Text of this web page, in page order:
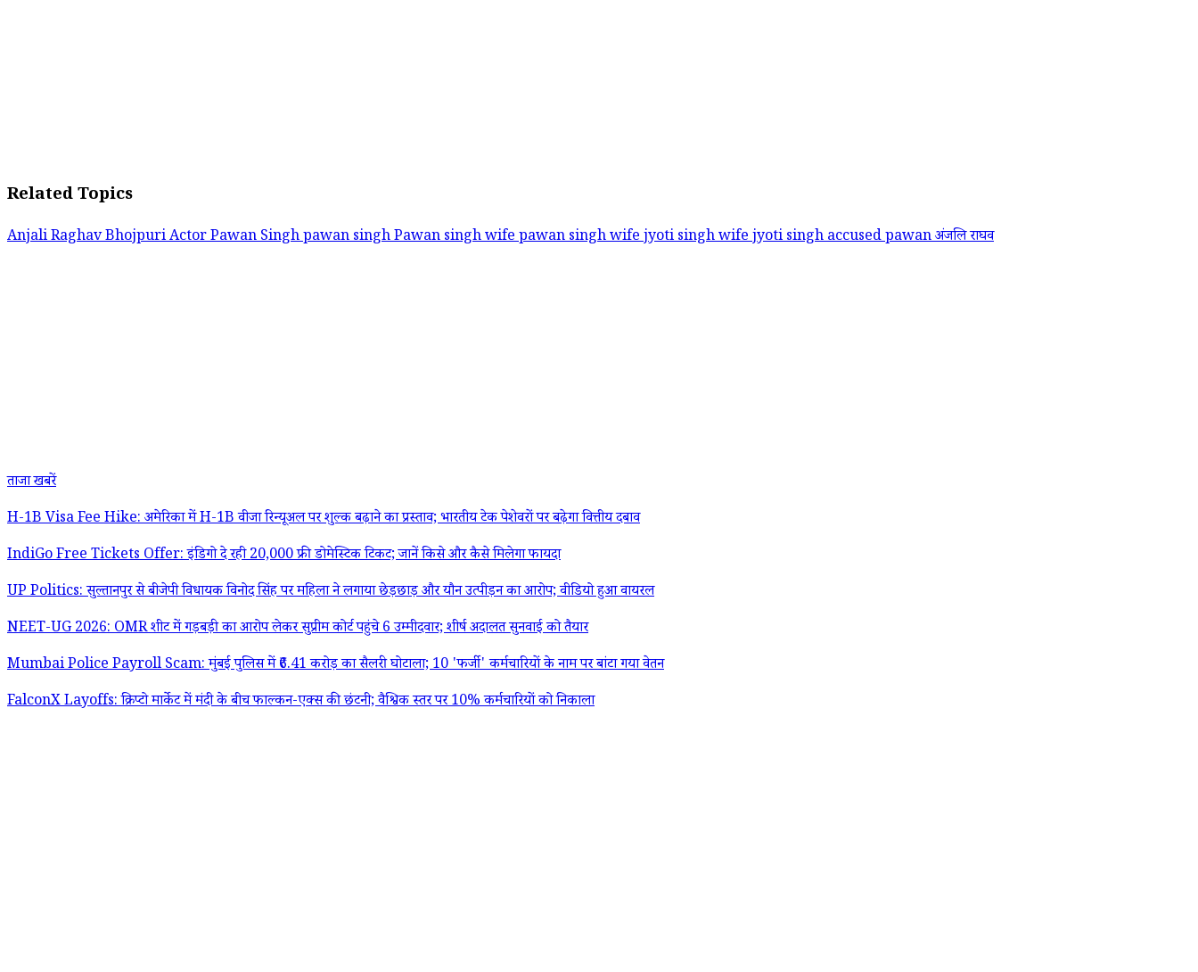
Related Topics
Anjali RaghavBhojpuri Actor Pawan Singhpawan singhPawan singh wifepawan singh wife jyoti singhwife jyoti singh accused pawanअंजलि राघव
ताजा खबरें
H-1B Visa Fee Hike: अमेरिका में H-1B वीजा रिन्यूअल पर शुल्क बढ़ाने का प्रस्ताव; भारतीय टेक पेशेवरों पर बढ़ेगा वित्तीय दबाव
IndiGo Free Tickets Offer: इंडिगो दे रही 20,000 फ्री डोमेस्टिक टिकट; जानें किसे और कैसे मिलेगा फायदा
UP Politics: सुल्तानपुर से बीजेपी विधायक विनोद सिंह पर महिला ने लगाया छेड़छाड़ और यौन उत्पीड़न का आरोप; वीडियो हुआ वायरल
NEET-UG 2026: OMR शीट में गड़बड़ी का आरोप लेकर सुप्रीम कोर्ट पहुंचे 6 उम्मीदवार; शीर्ष अदालत सुनवाई को तैयार
Mumbai Police Payroll Scam: मुंबई पुलिस में ₹6.41 करोड़ का सैलरी घोटाला; 10 'फर्जी' कर्मचारियों के नाम पर बांटा गया वेतन
FalconX Layoffs: क्रिप्टो मार्केट में मंदी के बीच फाल्कन-एक्स की छंटनी; वैश्विक स्तर पर 10% कर्मचारियों को निकाला